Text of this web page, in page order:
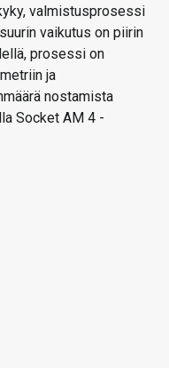
valmistusprosessi
vaikutus on piirin
prosessi on
ja
nostamista
Socket AM 4 -